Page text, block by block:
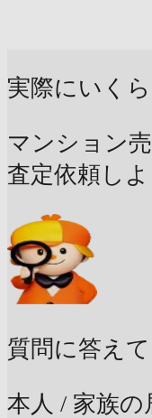
実際にいく
マンション
査定依頼しよ
質問に答えて
本人 / 家族